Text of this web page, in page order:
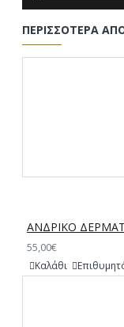
ΠΕΡΙΣΣΌΤΕΡΑ
ΑΝΔΡΙΚΟ
55,00€
Καλάθι